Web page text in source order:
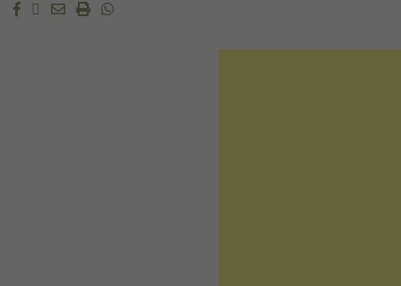
Facebook
Twitter
EmailImprimir
Whatsapp